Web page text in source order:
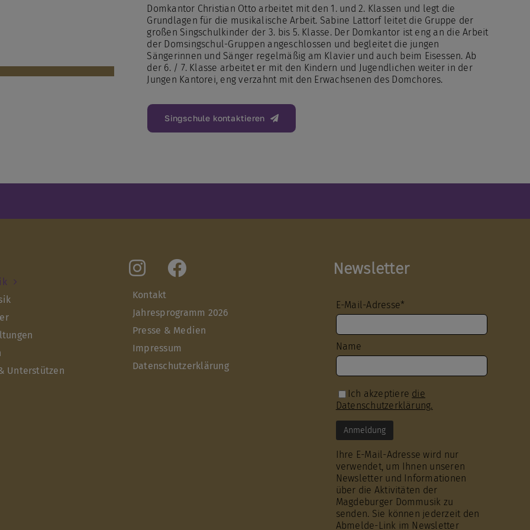
Domkantor Christian Otto arbeitet mit den 1. und 2. Klassen und legt die
Grundlagen für die musikalische Arbeit. Sabine Lattorf leitet die Gruppe der
großen Singschulkinder der 3. bis 5. Klasse. Der Domkantor ist eng an die Arbeit
der Domsingschul-Gruppen angeschlossen und begleitet die jungen
Sängerinnen und Sänger regelmäßig am Klavier und auch beim Eisessen. Ab
der 6. / 7. Klasse arbeitet er mit den Kindern und Jugendlichen weiter in der
Jungen Kantorei, eng verzahnt mit den Erwachsenen des Domchores.
Singschule kontaktieren
Unterstützen
Kontakt
Jahresprogramm 2026
Presse & Medien
Impressum
Datenschutzerklärung
Newsletter
E-Mail-Adresse*
Name
Ich akzeptiere die
Datenschutzerklärung.
Ihre E-Mail-Adresse wird nur
verwendet, um Ihnen unseren
Newsletter und Informationen
über die Aktivitäten der
Magdeburger Dommusik zu
senden. Sie können jederzeit den
Abmelde-Link im Newsletter